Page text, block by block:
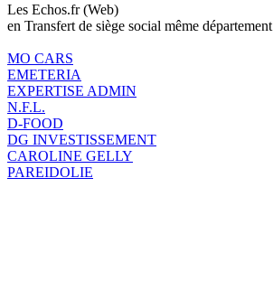
Les Echos.fr (Web)
en Transfert de siège social même département
MO CARS
EMETERIA
EXPERTISE ADMIN
N.F.L.
D-FOOD
DG INVESTISSEMENT
CAROLINE GELLY
PAREIDOLIE